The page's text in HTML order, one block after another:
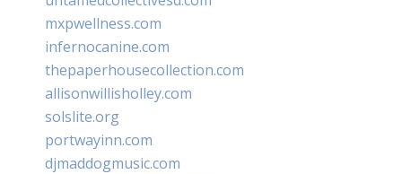
mxpwellness.com
infernocanine.com
thepaperhousecollection.com
allisonwillisholley.com
solslite.org
portwayinn.com
djmaddogmusic.com